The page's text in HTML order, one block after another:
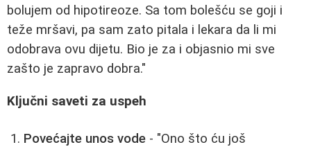
bolujem od hipotireoze. Sa tom bolešću se goji i
teže mršavi, pa sam zato pitala i lekara da li mi
odobrava ovu dijetu. Bio je za i objasnio mi sve
zašto je zapravo dobra."
Ključni saveti za uspeh
Povećajte unos vode - "Ono što ću još